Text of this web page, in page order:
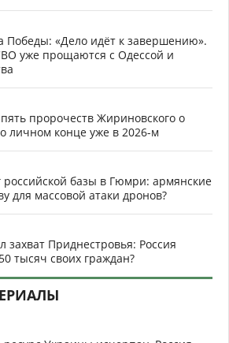
Победы: «Дело идёт к завершению».
уже прощаются с Одессой и
пророчеств Жириновского о
личном конце уже в 2026-м
российской базы в Гюмри: армянские
для массовой атаки дронов?
захват Приднестровья: Россия
тысяч своих граждан?